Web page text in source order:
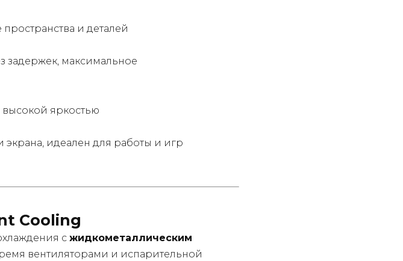
и деталей
задержек, максимальное
яркостью
идеален для работы и игр
Cooling
с жидкометаллическим
вентиляторами и испарительной